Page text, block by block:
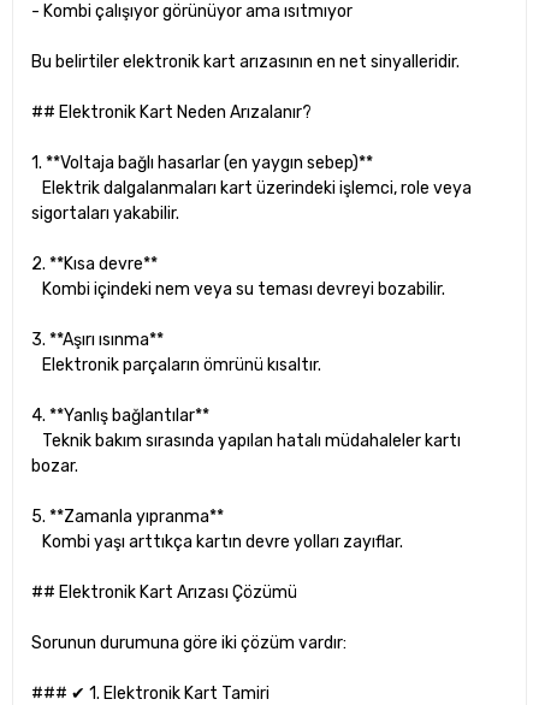
- Kombi çalışıyor görünüyor ama ısıtmıyor
Bu belirtiler elektronik kart arızasının en net sinyalleridir.
## Elektronik Kart Neden Arızalanır?
1. **Voltaja bağlı hasarlar (en yaygın sebep)**
Elektrik dalgalanmaları kart üzerindeki işlemci, role veya
sigortaları yakabilir.
2. **Kısa devre**
Kombi içindeki nem veya su teması devreyi bozabilir.
3. **Aşırı ısınma**
Elektronik parçaların ömrünü kısaltır.
4. **Yanlış bağlantılar**
Teknik bakım sırasında yapılan hatalı müdahaleler kartı
bozar.
5. **Zamanla yıpranma**
Kombi yaşı arttıkça kartın devre yolları zayıflar.
## Elektronik Kart Arızası Çözümü
Sorunun durumuna göre iki çözüm vardır:
### ✔ 1. Elektronik Kart Tamiri